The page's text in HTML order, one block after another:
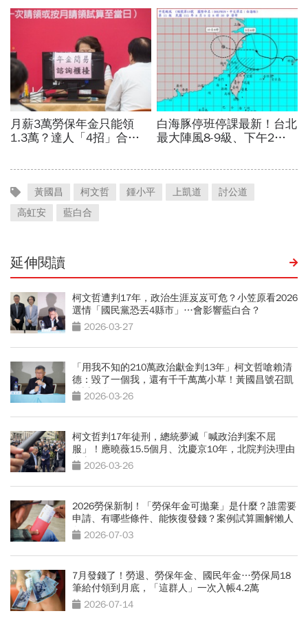
黃國昌 柯文哲 鍾小平 上凱道
討公道
高虹安
藍白合
延伸閱讀
柯文哲遭判17年，政治生涯岌岌可危？小笠原看2026
選情「國民黨恐丟4縣市」…會影響藍白合？
2026-03-27
「用我不知的210萬政治獻金判13年」柯文哲嗆賴清
德：毀了一個我，還有千千萬萬小草！黃國昌號召凱
道討公道
2026-03-26
柯文哲判17年徒刑，總統夢滅「喊政治判案不屈
服」！應曉薇15.5個月、沈慶京10年，北院判決理由
全文2026-03-26
2026勞保新制！「勞保年金可拋棄」是什麼？誰需要
申請、有哪些條件、能恢復發錢？案例試算圖解懶人
包 2026-07-03
7月發錢了！勞退、勞保年金、國民年金…勞保局18
筆給付領到月底，「這群人」一次入帳4.2萬
2026-07-14